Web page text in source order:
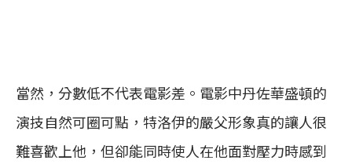
當然，分數低不代表電影差。電影中丹佐華盛頓的
演技自然可圈可點，特洛伊的嚴父形象真的讓人很
難喜歡上他，但卻能同時使人在他面對壓力時感到